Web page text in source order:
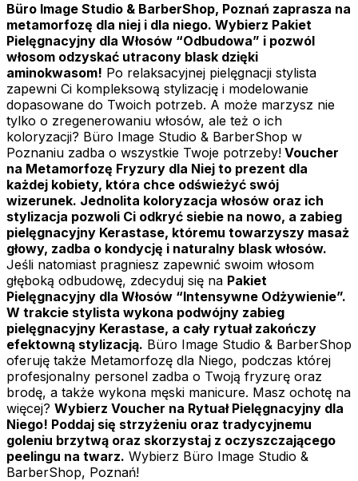
Büro Image Studio & BarberShop, Poznań zaprasza na
metamorfozę dla niej i dla niego. Wybierz Pakiet
Pielęgnacyjny dla Włosów “Odbudowa” i pozwól
włosom odzyskać utracony blask dzięki
aminokwasom! Po relaksacyjnej pielęgnacji stylista
zapewni Ci kompleksową stylizację i modelowanie
dopasowane do Twoich potrzeb. A może marzysz nie
tylko o zregenerowaniu włosów, ale też o ich
koloryzacji? Büro Image Studio & BarberShop w
Poznaniu zadba o wszystkie Twoje potrzeby! Voucher
na Metamorfozę Fryzury dla Niej to prezent dla
każdej kobiety, która chce odświeżyć swój
wizerunek. Jednolita koloryzacja włosów oraz ich
stylizacja pozwoli Ci odkryć siebie na nowo, a zabieg
pielęgnacyjny Kerastase, któremu towarzyszy masaż
głowy, zadba o kondycję i naturalny blask włosów.
Jeśli natomiast pragniesz zapewnić swoim włosom
głęboką odbudowę, zdecyduj się na Pakiet
Pielęgnacyjny dla Włosów “Intensywne Odżywienie”.
W trakcie stylista wykona podwójny zabieg
pielęgnacyjny Kerastase, a cały rytuał zakończy
efektowną stylizacją. Büro Image Studio & BarberShop
oferuję także Metamorfozę dla Niego, podczas której
profesjonalny personel zadba o Twoją fryzurę oraz
brodę, a także wykona męski manicure. Masz ochotę na
więcej? Wybierz Voucher na Rytuał Pielęgnacyjny dla
Niego! Poddaj się strzyżeniu oraz tradycyjnemu
goleniu brzytwą oraz skorzystaj z oczyszczającego
peelingu na twarz. Wybierz Büro Image Studio &
BarberShop, Poznań!